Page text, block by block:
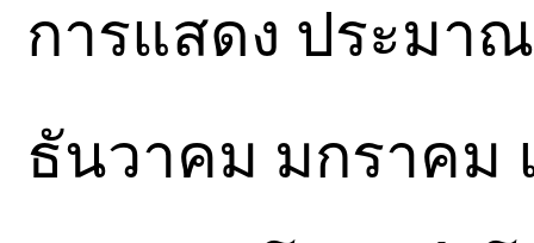
การแสดง ประมาณ
ธันวาคม มกราคม